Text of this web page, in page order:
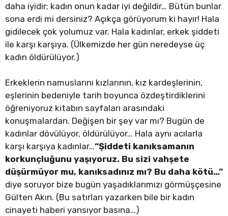
daha iyidir; kadın onun kadar iyi değildir… Bütün bunlar
sona erdi mi dersiniz? Açıkça görüyorum ki hayır! Hala
gidilecek çok yolumuz var. Hala kadınlar, erkek şiddeti
ile karşı karşıya. (Ülkemizde her gün neredeyse üç
kadın öldürülüyor.)
Erkeklerin namuslarını kızlarının, kız kardeşlerinin,
eşlerinin bedeniyle tarih boyunca özdeştirdiklerini
öğreniyoruz kitabın sayfaları arasındaki
konuşmalardan. Değişen bir şey var mı? Bugün de
kadınlar dövülüyor, öldürülüyor… Hala aynı acılarla
karşı karşıya kadınlar…“Şiddeti kanıksamanın
korkunçluğunu yaşıyoruz. Bu sizi vahşete
düşürmüyor mu, kanıksadınız mı? Bu daha kötü…”
diye soruyor bize bugün yaşadıklarımızı görmüşçesine
Gülten Akın. (Bu satırları yazarken bile bir kadın
cinayeti haberi yansıyor basına…)